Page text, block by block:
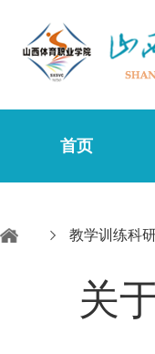
首页
教学训练科
关